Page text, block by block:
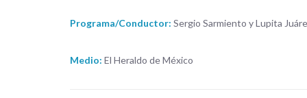
Programa/Conductor: Sergio Sarmiento y Lupita
Medio: El Heraldo de México